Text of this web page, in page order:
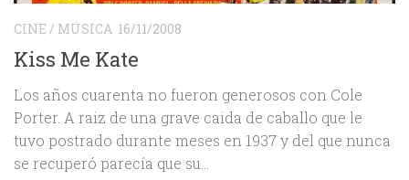
CINE / MÚSICA 16/11/2008
Kiss Me Kate
Los años cuarenta no fueron generosos con Cole
Porter. A raiz de una grave caida de caballo que le
tuvo postrado durante meses en 1937 y del que nunca
se recuperó parecía que su...